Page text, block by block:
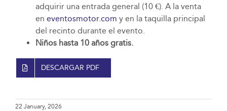
adquirir una entrada general (10 €). A la venta
en eventosmotor.com y en la taquilla principal
del recinto durante el evento.
Niños hasta 10 años gratis.
DESCARGAR PDF
22 January, 2026